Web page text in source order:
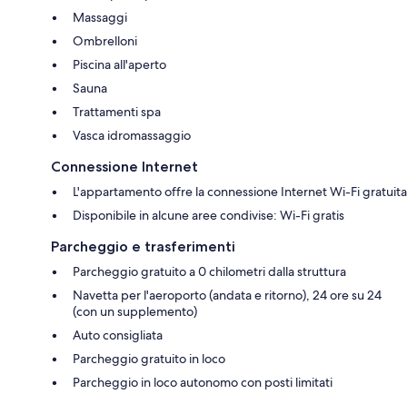
Massaggi
Ombrelloni
Piscina all'aperto
Sauna
Trattamenti spa
Vasca idromassaggio
Connessione Internet
L'appartamento offre la connessione Internet Wi-Fi gratuita
Disponibile in alcune aree condivise: Wi-Fi gratis
Parcheggio e trasferimenti
Parcheggio gratuito a 0 chilometri dalla struttura
Navetta per l'aeroporto (andata e ritorno), 24 ore su 24
(con un supplemento)
Auto consigliata
Parcheggio gratuito in loco
Parcheggio in loco autonomo con posti limitati